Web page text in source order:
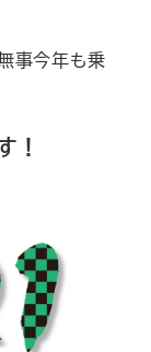
事今年も乗
！